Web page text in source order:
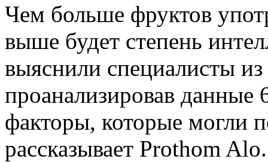
Чем больше фруктов
выше будет степень
выяснили специалисты
проанализировав данные
факторы, которые могли
рассказывает Prothom Alo.